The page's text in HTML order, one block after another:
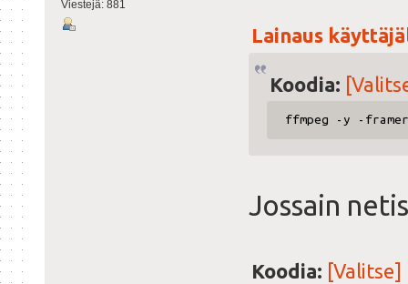
Viestejä: 881
Lainaus
Koodia:
ffmpeg -y -
Jossain
Koodia: [Valitse]